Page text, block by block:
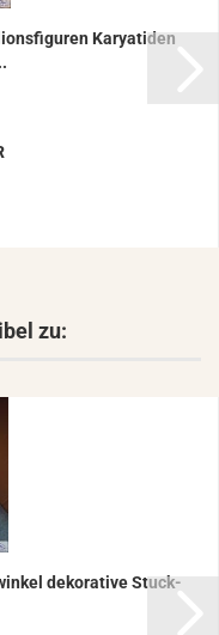
Ka­rya­ti­den
zu:
de­ko­ra­ti­ve Stuck­